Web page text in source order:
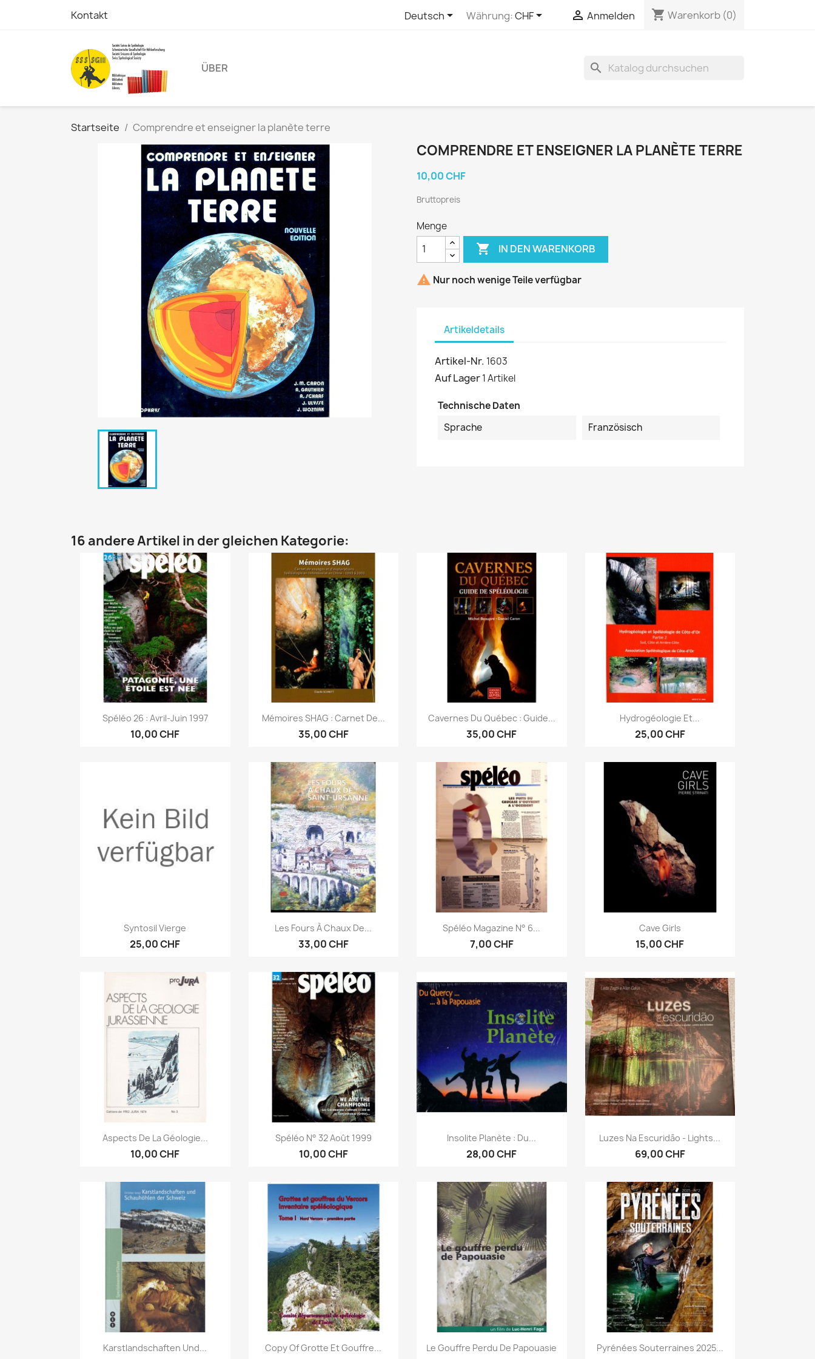
Kontakt Deutsch Währung:CHF  Anmelden shopping_cart Warenkorb (0)
ÜBER search
Startseite Comprendre et enseigner la planète terre
COMPRENDRE ET ENSEIGNER LA PLANÈTE TERRE
10,00 CHF
Bruttopreis
Menge
 IN DEN WARENKORB
 Nur noch wenige Teile verfügbar
Artikeldetails
Artikel-Nr. 1603
Auf Lager1 Artikel
Technische Daten
Sprache
Französisch
16 andere Artikel in der gleichen Kategorie:
Vorschau
Spéléo 26 : Avril-Juin 1997
10,00 CHF
Vorschau
Mémoires SHAG : Carnet De...
35,00 CHF
Vorschau
Cavernes Du Québec : Guide...
35,00 CHF
Vorschau
Hydrogéologie Et...
25,00 CHF
Vorschau
Syntosil Vierge
25,00 CHF
Vorschau
Les Fours À Chaux De...
33,00 CHF
Vorschau
Spéléo Magazine N° 6...
7,00 CHF
Vorschau
Cave Girls
15,00 CHF
 Vorschau
Aspects De La Géologie...
10,00 CHF
Vorschau
Spéléo N° 32 Août 1999
10,00 CHF
Vorschau
Insolite Planète : Du...
28,00 CHF
Vorschau
Luzes Na Escuridão - Lights...
69,00 CHF
Vorschau
Karstlandschaften Und... Vorschau
Copy Of Grotte Et Gouffre... Vorschau
Le Gouffre Perdu De Papouasie Vorschau
Pyrénées Souterraines 2025...